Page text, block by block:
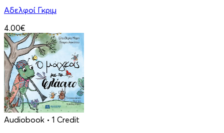
Αδελφοί Γκριμ
4.00€
Audiobook • 1 Credit